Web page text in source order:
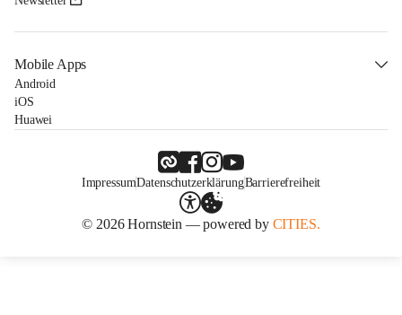
Mobile Apps
Android
iOS
Huawei
ImpressumDatenschutzerklärungBarrierefreiheit
© 2026 Hornstein — powered by CITIES.